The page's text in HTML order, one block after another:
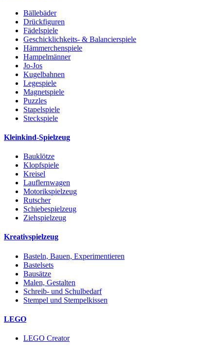
Bällebäder
Drückfiguren
Fädelspiele
Geschicklichkeits- & Balancierspiele
Hämmerchenspiele
Hampelmänner
Jo-Jos
Kugelbahnen
Legespiele
Magnetspiele
Puzzles
Stapelspiele
Steckspiele
Kleinkind-Spielzeug
Bauklötze
Klopfspiele
Kreisel
Lauflernwagen
Motorikspielzeug
Rutscher
Schiebespielzeug
Ziehspielzeug
Kreativspielzeug
Basteln, Bauen, Experimentieren
Bastelsets
Bausätze
Malen, Gestalten
Schreib- und Schulbedarf
Stempel und Stempelkissen
LEGO
LEGO Creator